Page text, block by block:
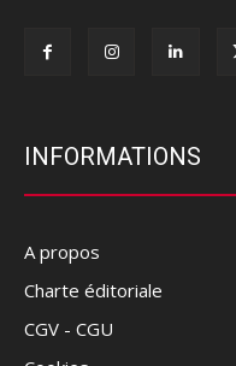
INFORMATIONS
A propos
Charte éditoriale
CGV - CGU